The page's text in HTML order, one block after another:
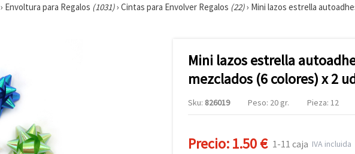
› Envoltura para Regalos (1031)› Cintas para Envolver Regalos (22)› Mini lazos estrella
Mini lazos estrella
mezclados (6 colores) x 2
Sku: 826019 Peso: 20 gr. Pieza: 12
Precio:1.50 € 1-11 caja IVA incluida